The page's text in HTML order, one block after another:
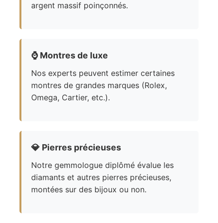
argent massif poinçonnés.
⌚ Montres de luxe
Nos experts peuvent estimer certaines
montres de grandes marques (Rolex,
Omega, Cartier, etc.).
💎 Pierres précieuses
Notre gemmologue diplômé évalue les
diamants et autres pierres précieuses,
montées sur des bijoux ou non.